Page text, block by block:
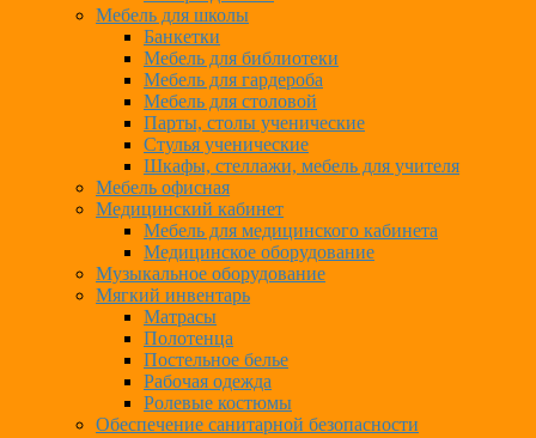
Мебель для школы
Банкетки
Мебель для библиотеки
Мебель для гардероба
Мебель для столовой
Парты, столы ученические
Стулья ученические
Шкафы, стеллажи, мебель для учителя
Мебель офисная
Медицинский кабинет
Мебель для медицинского кабинета
Медицинское оборудование
Музыкальное оборудование
Мягкий инвентарь
Матрасы
Полотенца
Постельное белье
Рабочая одежда
Ролевые костюмы
Обеспечение санитарной безопасности